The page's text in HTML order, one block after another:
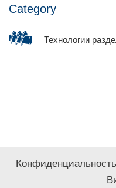
Category
Технологии
Конфиденциальность